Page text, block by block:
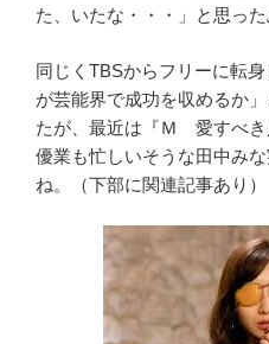
た、いたな・・・」と思った
同じくTBSからフリーに転
が芸能界で成功を収めるか
たが、最近は『Ｍ 愛すべ
優業も忙しいそうな田中み
ね。（下部に関連記事あり）